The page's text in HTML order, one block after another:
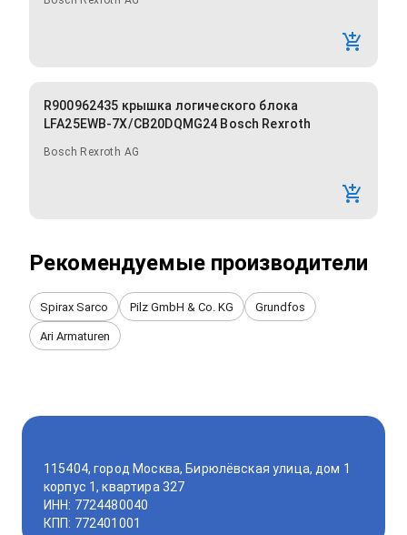
R900962435 крышка логического блока
LFA25EWB-7X/CB20DQMG24 Bosch Rexroth
Bosch Rexroth AG
Рекомендуемые производители
Spirax Sarco Pilz GmbH & Co. KG Grundfos
Ari Armaturen
115404, город Москва, Бирюлёвская улица, дом 1
корпус 1, квартира 327
ИНН: 7724480040
КПП: 772401001